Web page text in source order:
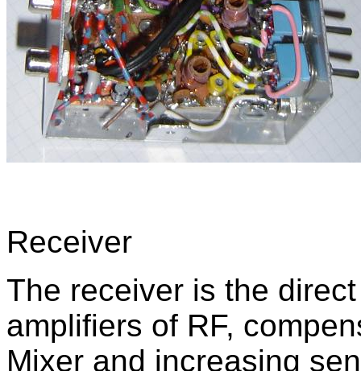
Receiver
The receiver is the
amplifiers of RF,
Mixer and increasing